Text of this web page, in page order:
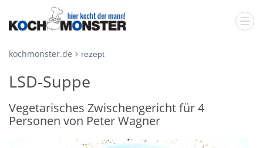
kochmonster.de rezept
LSD-Suppe
Vegetarisches Zwischengericht für 4
Personen von Peter Wagner